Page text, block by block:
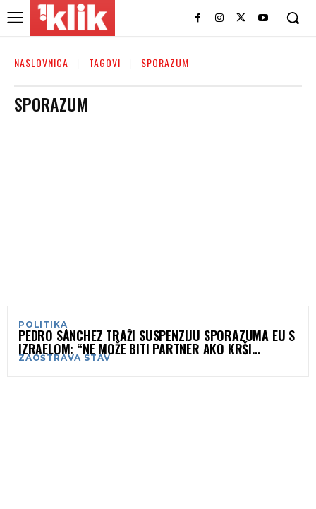
NASLOVNICA TAGOVI SPORAZUM
SPORAZUM
POLITIKA
PEDRO SÁNCHEZ TRAŽI SUSPENZIJU SPORAZUMA EU S
IZRAELOM: “NE MOŽE BITI PARTNER AKO KRŠI
MEĐUNARODNO PRAVO”
ZAOŠTRAVA STAV